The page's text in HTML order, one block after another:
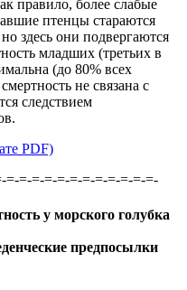
правило, более слабые
птенцы стараются
здесь они подвергаются
младших (третьих в
(до 80% всех
не связана с
следствием
PDF)
=-=-=-=-=-=-=-=-=-=-=-=-
у морского голубка
предпосылки